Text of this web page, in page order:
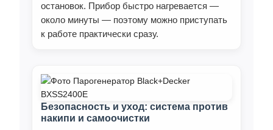
остановок. Прибор быстро нагревается —
около минуты — поэтому можно приступать
к работе практически сразу.
Безопасность и уход: система против
накипи и самоочистки